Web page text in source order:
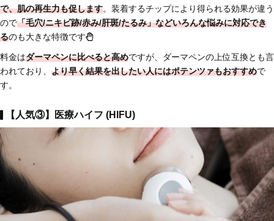
で、肌の再生力も促します。装着するチップにより得られる効果が違う
ので「毛穴/ニキビ跡/赤み/肝斑/たるみ」などいろんな悩みに対応でき
るのも大きな特徴です
料金はダーマペンに比べると高めですが、ダーマペンの上位互換とも言
われており、 より早く結果を出したい人にはポテンツァもおすすめで
す。
【人気③】医療ハイフ (HIFU)